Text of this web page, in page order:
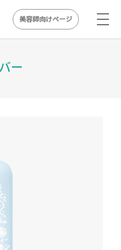
美容師向けページ
ー